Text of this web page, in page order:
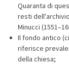
Quaranta di
resti
Minucci
Il fondo antico
riferisce
della chiesa;